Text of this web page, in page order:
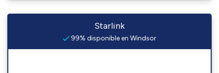
Starlink
99% disponible en Windsor